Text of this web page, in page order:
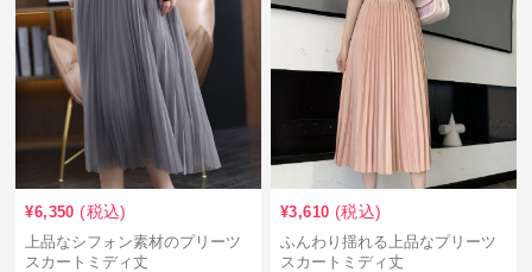
¥6,350 (税込)
上品なシフォン素材のプリーツ
スカートミディ丈
¥3,610 (税込)
ふんわり揺れる上品なプリーツ
スカートミディ丈